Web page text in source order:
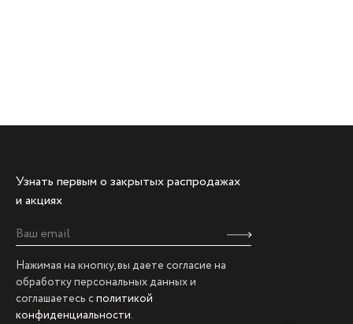
Узнать первым о закрытых распродажах
и акциях
Нажимая на кнопку, вы даете согласие на
обработку персональных данных и
соглашаетесь сполитикой
конфиденциальности.